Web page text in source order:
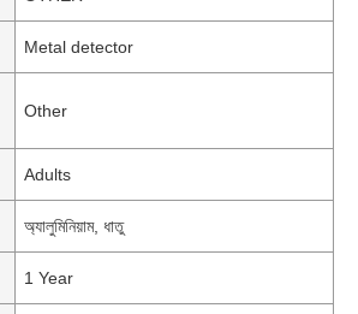
Metal detector
Other
Adults
অ্যালুমিনিয়াম, ধাতু
1 Year